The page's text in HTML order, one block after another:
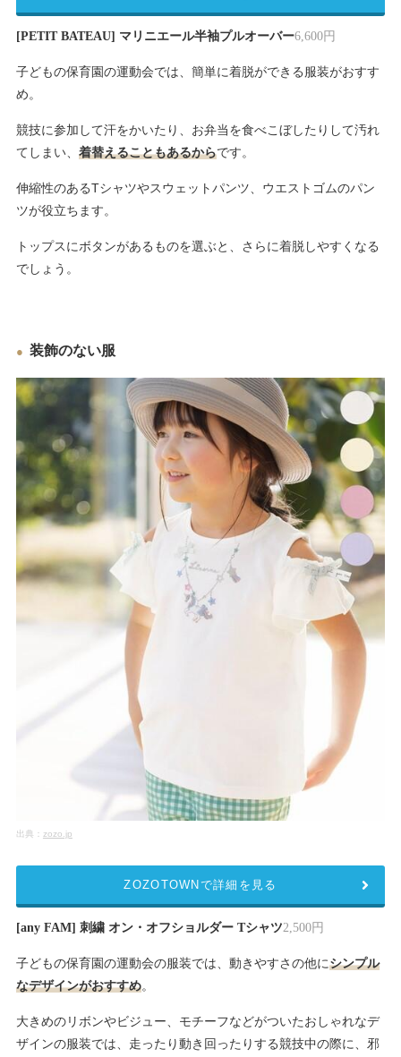
[PETIT BATEAU] マリニエール半袖プルオーバー6,600円
子どもの保育園の運動会では、簡単に着脱ができる服装がおすす
め。
競技に参加して汗をかいたり、お弁当を食べこぼしたりして汚れ
てしまい、 着替えることもあるからです。
伸縮性のあるTシャツやスウェットパンツ、ウエストゴムのパン
ツが役立ちます。
トップスにボタンがあるものを選ぶと、さらに着脱しやすくなる
でしょう。
装飾のない服
出典： zozo.jp
[any FAM] 刺繍 オン・オフショルダー Tシャツ2,500円
子どもの保育園の運動会の服装では、動きやすさの他にシンプル
なデザインがおすすめ。
大きめのリボンやビジュー、モチーフなどがついたおしゃれなデ
ザインの服装では、走ったり動き回ったりする競技中の際に、邪
ZOZOTOWNで詳細を見る